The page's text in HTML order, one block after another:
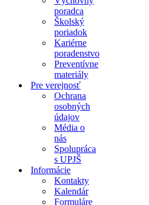
poradca
Školský
poriadok
Kariérne
poradenstvo
Preventívne
materiály
Pre verejnosť
Ochrana
osobných
údajov
Média o
nás
Spolupráca
s UPJŠ
Informácie
Kontakty
Kalendár
Formuláre